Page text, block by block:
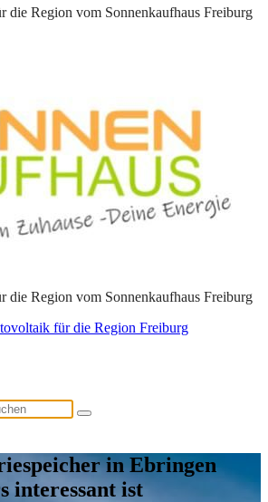
die Region vom Sonnenkaufhaus Freiburg
die Region vom Sonnenkaufhaus Freiburg
für die Region Freiburg
in Ebringen
interessant ist